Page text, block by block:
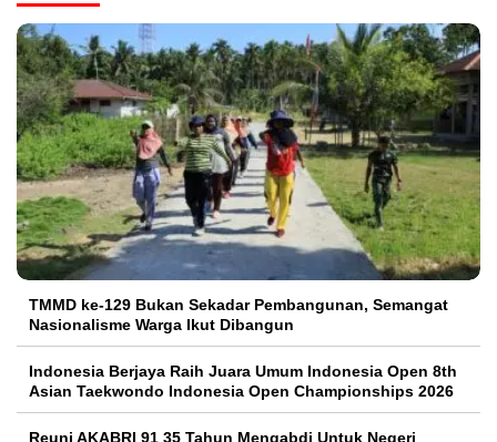
TMMD ke-129 Bukan Sekadar Pembangunan, Semangat
Nasionalisme Warga Ikut Dibangun
Indonesia Berjaya Raih Juara Umum Indonesia Open 8th
Asian Taekwondo Indonesia Open Championships 2026
Reuni AKABRI 91 35 Tahun Mengabdi Untuk Negeri